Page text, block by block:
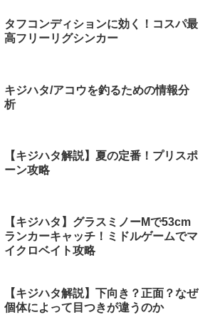
タフコンディションに効く！コスパ最
高フリーリグシンカー
キジハタ/アコウを釣るための情報分
析
【キジハタ解説】夏の定番！プリスポ
ーン攻略
【キジハタ】グラスミノーMで53cm
ランカーキャッチ！ミドルゲームでマ
イクロベイト攻略
【キジハタ解説】下向き？正面？なぜ
個体によって目つきが違うのか